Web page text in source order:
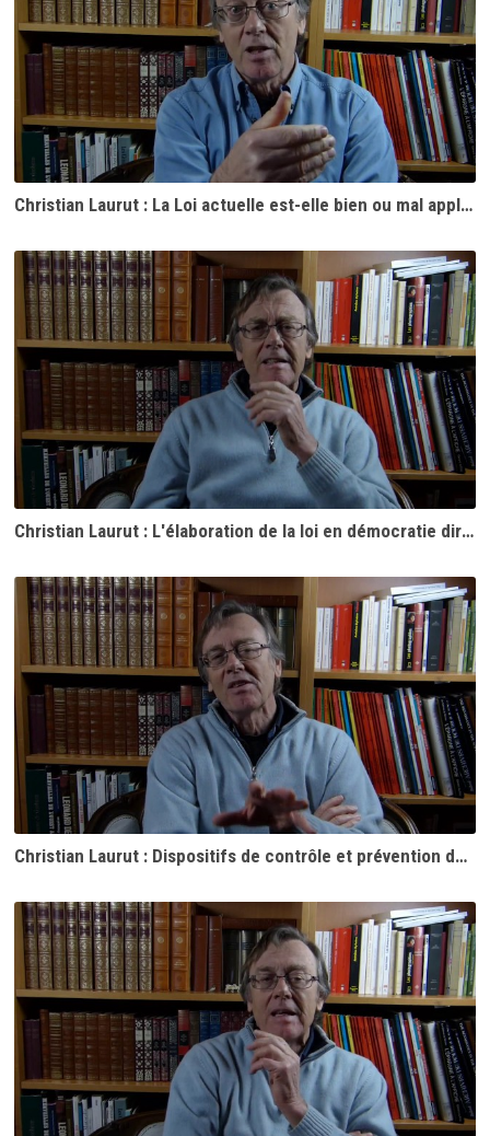
Christian Laurut : La Loi actuelle est-elle bien ou mal appliquée ?
Christian Laurut : L'élaboration de la loi en démocratie directe
Christian Laurut : Dispositifs de contrôle et prévention des dérives en démocratie directe